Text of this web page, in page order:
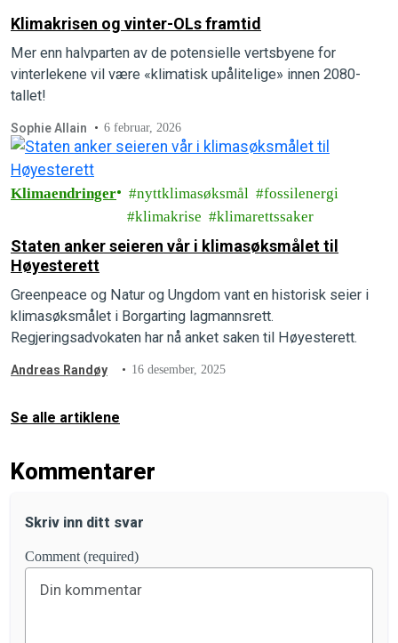
Klimakrisen og vinter-OLs framtid
Mer enn halvparten av de potensielle vertsbyene for
vinterlekene vil være «klimatisk upålitelige» innen 2080-
tallet!
Sophie Allain 6 februar, 2026
Klimaendringer nyttklimasøksmål
fossilenergi
klimakrise
klimarettssaker
Staten anker seieren vår i klimasøksmålet til
Høyesterett
Greenpeace og Natur og Ungdom vant en historisk seier i
klimasøksmålet i Borgarting lagmannsrett.
Regjeringsadvokaten har nå anket saken til Høyesterett.
Andreas Randøy 16 desember, 2025
Se alle artiklene
Kommentarer
Skriv inn ditt svar
Comment (required)